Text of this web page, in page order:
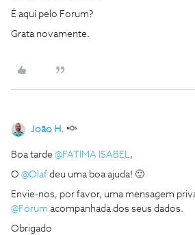
É aqui pelo Forum?
Grata novamente.
João H.
Boa tarde @FATIMA ISABEL ,
O @Olaf deu uma boa ajuda! 🙂
Envie-nos, por favor, uma mensagem
@Fórum acompanhada dos seus dados.
Obrigado